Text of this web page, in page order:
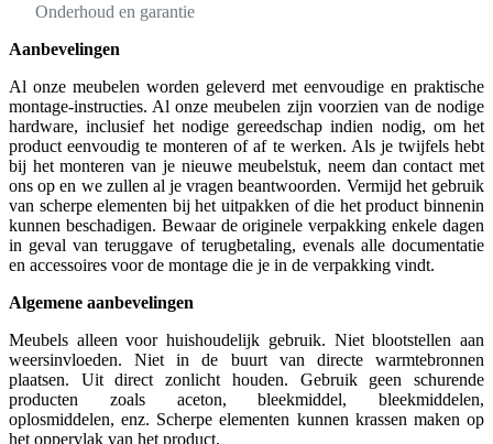
Onderhoud en garantie
Aanbevelingen
Al onze meubelen worden geleverd met eenvoudige en praktische
montage-instructies. Al onze meubelen zijn voorzien van de nodige
hardware, inclusief het nodige gereedschap indien nodig, om het
product eenvoudig te monteren of af te werken. Als je twijfels hebt
bij het monteren van je nieuwe meubelstuk, neem dan contact met
ons op en we zullen al je vragen beantwoorden. Vermijd het gebruik
van scherpe elementen bij het uitpakken of die het product binnenin
kunnen beschadigen. Bewaar de originele verpakking enkele dagen
in geval van teruggave of terugbetaling, evenals alle documentatie
en accessoires voor de montage die je in de verpakking vindt.
Algemene aanbevelingen
Meubels alleen voor huishoudelijk gebruik. Niet blootstellen aan
weersinvloeden. Niet in de buurt van directe warmtebronnen
plaatsen. Uit direct zonlicht houden. Gebruik geen schurende
producten zoals aceton, bleekmiddel, bleekmiddelen,
oplosmiddelen, enz. Scherpe elementen kunnen krassen maken op
het oppervlak van het product.